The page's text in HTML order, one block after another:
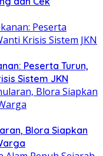
Peserta Turun,
Sistem JKN
Blora Siapkan